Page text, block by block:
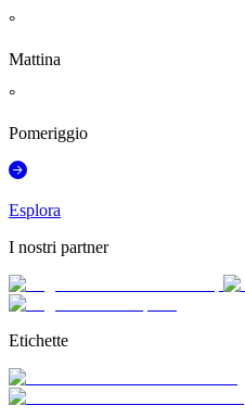
°
Mattina
°
Pomeriggio
Esplora
I nostri partner
Etichette